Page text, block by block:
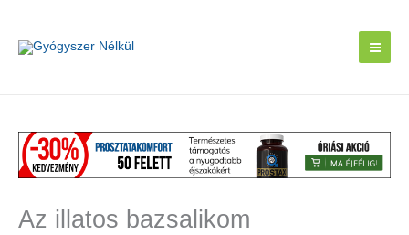
content
Az illatos bazsalikom